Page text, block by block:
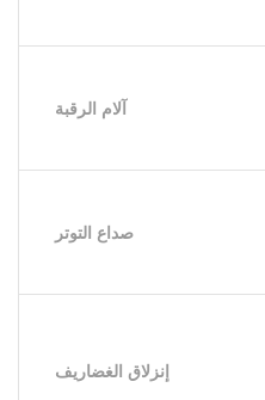
آلام الرقبة
صداع التوتر
إنزلاق الغضاريف